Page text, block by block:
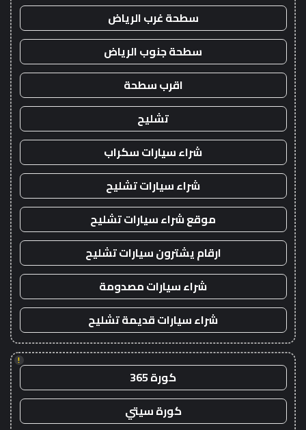
سطحة غرب الرياض
سطحة جنوب الرياض
اقرب سطحة
تشليح
شراء سيارات سكراب
شراء سيارات تشليح
موقع شراء سيارات تشليح
ارقام يشترون سيارات تشليح
شراء سيارات مصدومة
شراء سيارات قديمة تشليح
!
كورة 365
كورة سيتي